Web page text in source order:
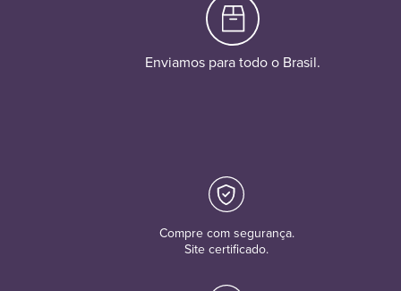
Enviamos para todo o Brasil.
Compre com segurança.
Site certificado.